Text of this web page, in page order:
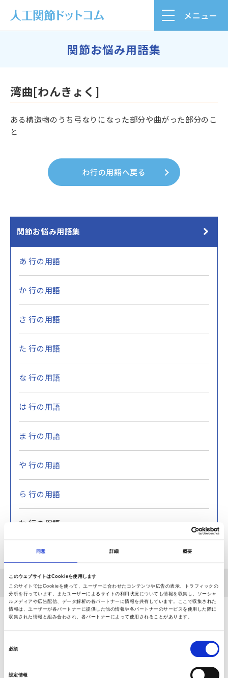
同意 詳細 概要
このウェブサイトはCookieを使用します
このサイトではCookieを使って、ユーザーに合わせたコンテンツや広告の表示、トラフィックの
分析を行っています。またユーザーによるサイトの利用状況についても情報を収集し、ソーシャ
ルメディアや広告配信、データ解析の各パートナーに情報を共有しています。ここで収集された
情報は、ユーザーが各パートナーに提供した他の情報や各パートナーのサービスを使用した際に
収集された情報と組み合わされ、各パートナーによって使用されることがあります。
必須
設定情報
メニュー
関節お悩み用語集
湾曲[わんきょく]
ある構造物のうち弓なりになった部分や曲がった部分のこ
と
わ行の用語へ戻る
関節お悩み用語集
あ 行の用語
か 行の用語
さ 行の用語
た 行の用語
な 行の用語
は 行の用語
ま 行の用語
や 行の用語
ら 行の用語
わ 行の用語
ホーム 関節お悩み用語集 わ行の用語 湾曲
相談できる病院をさがす
日本全国から、お近くの整形外科施設を検索することがで